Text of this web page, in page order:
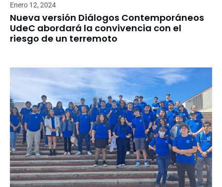
Enero 12, 2024
Nueva versión Diálogos Contemporáneos
UdeC abordará la convivencia con el
riesgo de un terremoto